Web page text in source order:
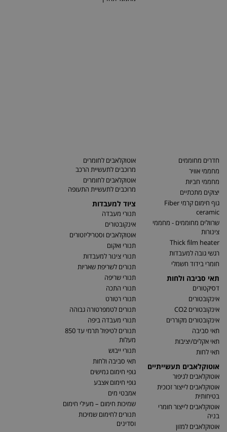
חדרים מחוממים
מחממי אוויר
מחממי חביות
יצוקים מתכתיים
גוף חימום קרמי Fiber
ceramic
שרוולים מחוממים - מחממי
צינורות
Thick film heater
רגשי גובה למעבדות
חומרי בידוד חשמלי
תאי סביבה ולחות
דסיקטורים
אינקובטורים
אינקובטורים CO2
אינקובטורים מקוררים
תאי סביבה
תאי אקלים/יציבות
תאי לחות
אוטוקלאבים תעשייתיים
אוטוקלאבים לגיפור
אוטוקלאבים לייצור זכוכית
בטיחותית
אוטוקלאבים לייצור חומרי
בניה
אוטוקלאבים למזון
אוטוקלאבים לחומרים
מרוכבים לתעשיית הרכב
אוטוקלאבים לחומרים
מרוכבים לתעשיית התעופה
ציוד למעבדות
תנורי מעבדה
אינקובטורים
אוטוקלאבים וסטריליזטורים
תנורי ואקום
תנורי צינור למעבדות
תנורים לשריפת שאריות
תנורי שריפה
תנורי התכה
תנורי רטורט
תנורים לטמפרטורה גבוהה
תנורי מעבדה ביפה
תנורים לטיפול תרמי עד 850
מעלות
תנורי ייבוש
תאי סביבה ולחות
גופי חימום גמישים
גופי חימום אצבע
אמבטי מים
שמיכות חימום – מעילי חימום
תנורים לחימום שמיכות
וסדינים